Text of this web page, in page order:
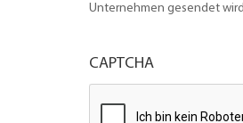
Unternehmen gesendet
CAPTCHA